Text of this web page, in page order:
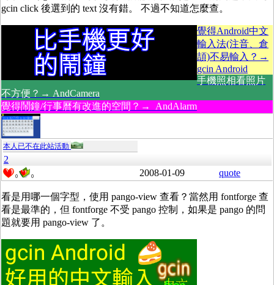
gcin click 後選到的 text 沒有錯。 不過不知道怎麼查。
覺得Android中文
輸入法(注音、倉
頡)不易輸入？→
gcin Android
手機照相看照片
不方便？→ AndCamera
覺得鬧鐘/行事曆有改進的空間？→ AndAlarm
本人已不在此站活動
2
0 0 2008-01-09 quote
看是用哪一個字型，使用 pango-view 查看？當然用 fontforge 查
看是最準的，但 fontforge 不受 pango 控制，如果是 pango 的問
題就要用 pango-view 了。